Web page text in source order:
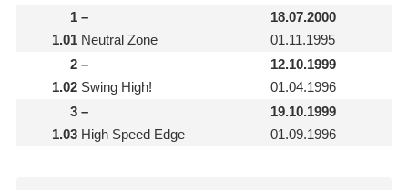
1
1.01
–
Neutral Zone
18.07.2000
01.11.1995
2
1.02
–
Swing High!
12.10.1999
01.04.1996
3
1.03
–
High Speed Edge
19.10.1999
01.09.1996